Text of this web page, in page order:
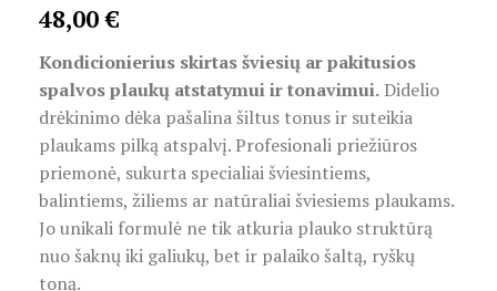
48,00€
Kondicionierius skirtas šviesių ar pakitusios
spalvos plaukų atstatymui ir tonavimui.Didelio
drėkinimo dėka pašalina šiltus tonus ir suteikia
plaukams pilką atspalvį. Profesionali priežiūros
priemonė, sukurta specialiai šviesintiems,
balintiems, žiliems ar natūraliai šviesiems plaukams.
Jo unikali formulė ne tik atkuria plauko struktūrą
nuo šaknų iki galiukų, bet ir palaiko šaltą, ryškų
toną.